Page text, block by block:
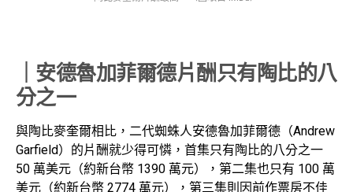
｜安德魯加菲爾德片酬只有陶比的八
分之一
與陶比麥奎爾相比，二代蜘蛛人安德魯加菲爾德（Andrew
Garfield）的片酬就少得可憐，首集只有陶比的八分之一
50 萬美元（約新台幣 1390 萬元），第二集也只有 100 萬
美元（約新台幣 2774 萬元），第三集則因前作票房不佳